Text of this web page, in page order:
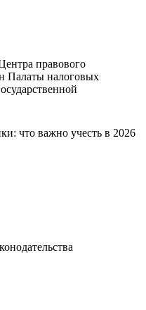
правового
Палаты налоговых
что важно учесть в 2026